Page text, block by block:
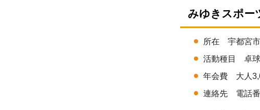
みゆきスポー
所在 宇都宮
活動種目 卓球
年会費 大人
連絡先 電話番